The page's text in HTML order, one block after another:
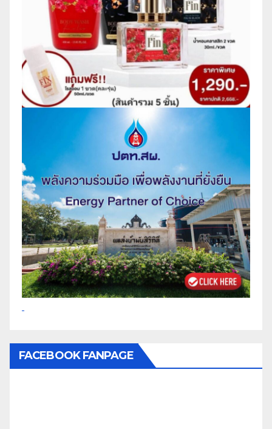
FACEBOOK FANPAGE